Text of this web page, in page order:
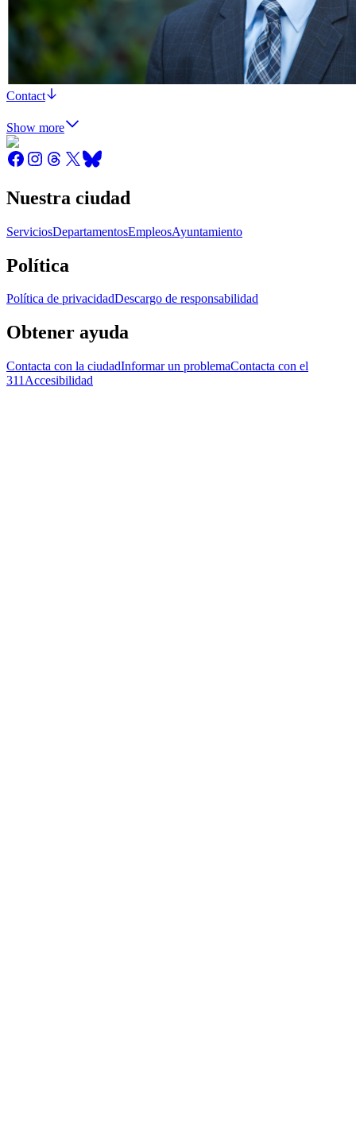
Contact
Show more
Nuestra ciudad
ServiciosDepartamentosEmpleosAyuntamiento
Política
Política de privacidadDescargo de responsabilidad
Obtener ayuda
Contacta con la ciudadInformar un problemaContacta con el
311 Accesibilidad